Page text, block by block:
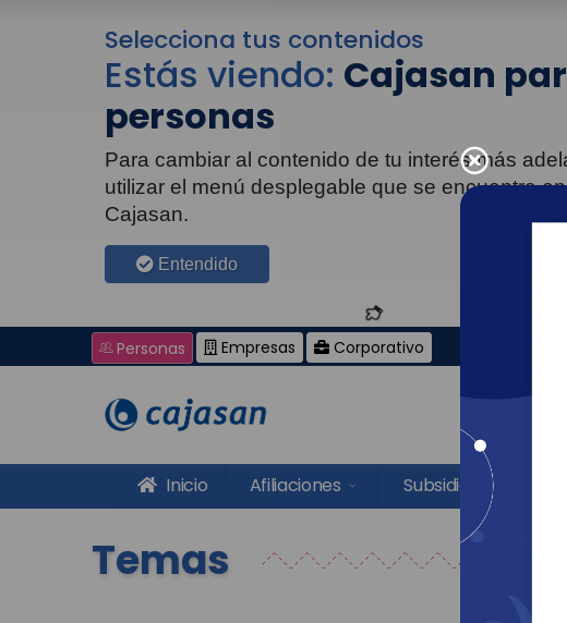
Selecciona tus contenidos
Estás viendo: Cajasan
personas
Para cambiar al contenido de tu interés más
utilizar el menú desplegable que se encuentra
Cajasan.
Entendido
Personas Empresas Corporativo
Inicio Afiliaciones Subsidios
Temas